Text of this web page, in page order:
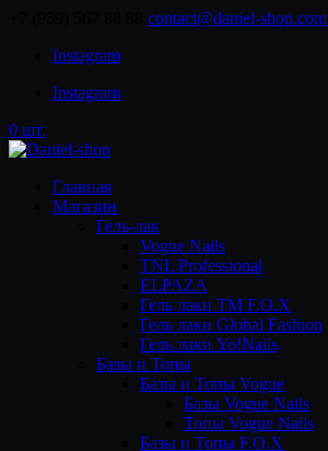
contact@daniel-shop.com
Instagram
Instagram
0 шт.
Главная
Магазин
Гель-лак
Vogue Nails
TNL Professional
ELPAZA
Гель лаки ТМ F.O.X
Гель лаки Global Fashion
Гель лаки Yo!Nails
Базы и Топы
Базы и Топы Vogue
Базы Vogue Nails
Топы Vogue Nails
Базы и Топы F.O.X